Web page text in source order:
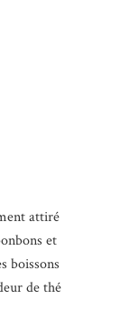
attiré
et
boissons
de thé